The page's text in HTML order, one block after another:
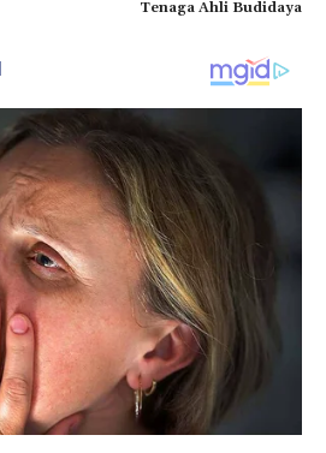
Tenaga Ahli Budidaya